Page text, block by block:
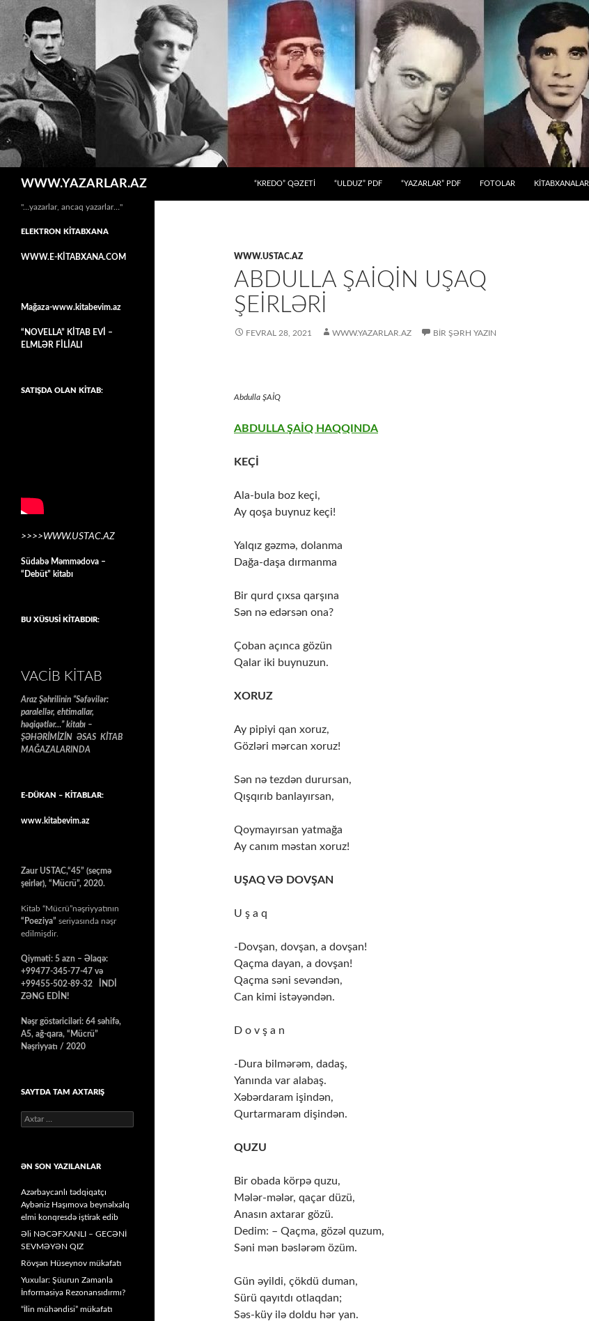
WWW.YAZARLAR.AZ
“KREDO” QƏZETİ
“ULDUZ” PDF “YAZARLAR” PDF FOTOLAR KİTABXANALAR
WWW.USTAC.AZ
ABDULLA ŞAİQİN UŞAQ
ŞEİRLƏRİ
FEVRAL 28, 2021 WWW.YAZARLAR.AZ BIR ŞƏRH YAZIN
Abdulla ŞAİQ
ABDULLA ŞAİQ HAQQINDA
KEÇİ
Ala-bula boz keçi,
Ay qoşa buynuz keçi!
Yalqız gəzmə, dolanma
Dağa-daşa dırmanma
Bir qurd çıxsa qarşına
Sən nə edərsən ona?
Çoban açınca gözün
Qalar iki buynuzun.
XORUZ
Ay pipiyi qan xoruz,
Gözləri mərcan xoruz!
Sən nə tezdən durursan,
Qışqırıb banlayırsan,
Qoymayırsan yatmağa
Ay canım məstan xoruz!
UŞAQ VƏ DOVŞAN
U ş a q
-Dovşan, dovşan, a dovşan!
Qaçma dayan, a dovşan!
Qaçma səni sevəndən,
Can kimi istəyəndən.
D o v ş a n
-Dura bilmərəm, dadaş,
Yanında var alabaş.
Xəbərdaram işindən,
Qurtarmaram dişindən.
QUZU
Bir obada körpə quzu,
Mələr-mələr, qaçar düzü,
Anasın axtarar gözü.
Dedim: – Qaçma, gözəl quzum,
Səni mən bəslərəm özüm.
Gün əyildi, çökdü duman,
Sürü qayıtdı otlaqdan;
Səs-küy ilə doldu hər yan.
"…yazarlar, ancaq yazarlar…"
ELEKTRON KİTABXANA
WWW.E-KİTABXANA.COM
Mağaza-www.kitabevim.az
“NOVELLA” KİTAB EVİ –
ELMLƏR FİLİALI
SATIŞDA OLAN KİTAB:
>>>>WWW.USTAC.AZ
Südabə Məmmədova –
“Debüt” kitabı
BU XÜSUSİ KİTABDIR:
VACIB KITAB
Araz Şəhrilinin “Səfəvilər:
paralellər, ehtimallar,
həqiqətlər…” kitabı –
ŞƏHƏRİMİZİN ƏSAS KİTAB
MAĞAZALARINDA
E-DÜKAN – KİTABLAR:
www.kitabevim.az
Zaur USTAC,“45” (seçmə
şeirlər), “Mücrü”, 2020.
Kitab “Mücrü”nəşriyyatının
“Poeziya” seriyasında nəşr
edilmişdir.
Qiyməti: 5 azn – Əlaqə:
+99477-345-77-47 və
+99455-502-89-32 İNDİ
ZƏNG EDİN!
Nəşr göstəriciləri: 64 səhifə,
A5, ağ-qara, “Mücrü”
Nəşriyyatı / 2020
SAYTDA TAM AXTARIŞ
Axtarış:
ƏN SON YAZILANLAR
Azərbaycanlı tədqiqatçı
Aybəniz Haşımova beynəlxalq
elmi konqresdə iştirak edib
Əli NƏCƏFXANLI – GECƏNİ
SEVMƏYƏN QIZ
Rövşən Hüseynov mükafatı
Yuxular: Şüurun Zamanla
İnformasiya Rezonansıdırmı?
“İlin mühəndisi” mükafatı